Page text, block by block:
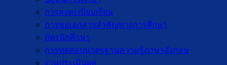
การลงทะเบียนเรียน
การขอเอกสารสำคัญทางการศึกษา
บัตรนักศึกษา
การทดสอบมาตรฐานความรู้ภาษาอังกฤษ
งานประเมินผล